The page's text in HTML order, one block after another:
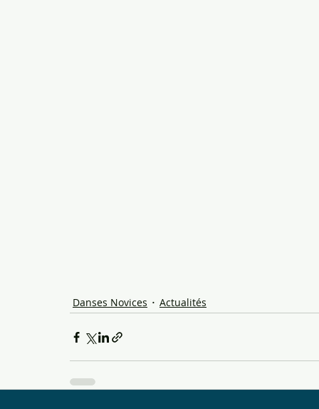
Danses Novices Actualités